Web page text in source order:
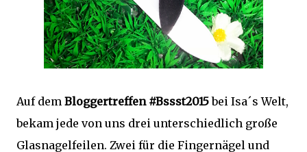
Auf dem Bloggertreffen #Bssst2015bei Isa´s Welt,
bekam jede von uns drei unterschiedlich große
Glasnagelfeilen. Zwei für die Fingernägel und